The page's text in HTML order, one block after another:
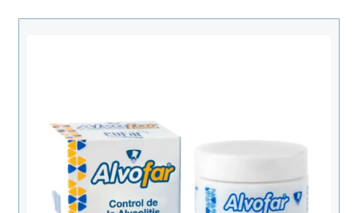
Nuevos Lanzamientos ▸